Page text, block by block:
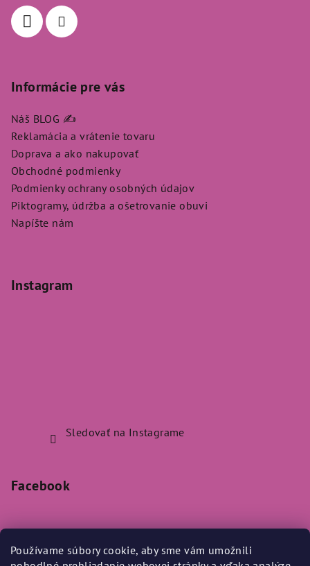
Používame súbory cookie, aby sme vám umožnili
Informácie pre vás
Náš BLOG ✍️
Reklamácia a vrátenie tovaru
Doprava a ako nakupovať
Obchodné podmienky
Podmienky ochrany osobných údajov
Piktogramy, údržba a ošetrovanie obuvi
Napíšte nám
Instagram
Sledovať na Instagrame
Facebook